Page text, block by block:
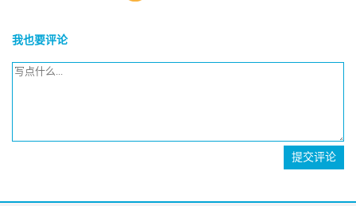
我也要评论
提交评论